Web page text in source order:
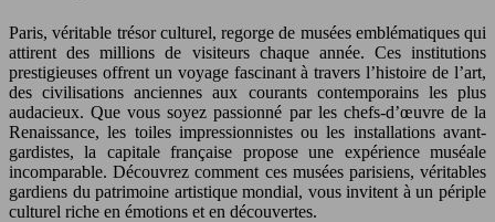
Paris, véritable trésor culturel, regorge de musées emblématiques qui
attirent des millions de visiteurs chaque année. Ces institutions
prestigieuses offrent un voyage fascinant à travers l’histoire de l’art,
des civilisations anciennes aux courants contemporains les plus
audacieux. Que vous soyez passionné par les chefs-d’œuvre de la
Renaissance, les toiles impressionnistes ou les installations avant-
gardistes, la capitale française propose une expérience muséale
incomparable. Découvrez comment ces musées parisiens, véritables
gardiens du patrimoine artistique mondial, vous invitent à un périple
culturel riche en émotions et en découvertes.